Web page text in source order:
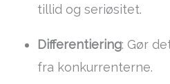
tillid og seriøsitet.
Differentiering: Gør
fra konkurrenterne.